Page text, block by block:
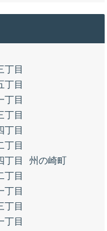
丁目
丁目
丁目
丁目
丁目
丁目
丁目
州の崎町
丁目
丁目
丁目
丁目